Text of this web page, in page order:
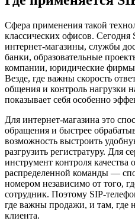
Сфера применения такой
классических офисов. Сегодня
интернет-магазины, службы
банки, образовательные
компании, юридические фирмы
Везде, где важны скорость
общения и контроль нагрузки
показывает себя особенно
Для интернет-магазина это
обращения и быстрее
возможность выстроить
разгрузить регистратуру. Для
инструмент контроля
распределенной команды —
номером независимо от того,
сотрудник. Поэтому SIP-
где важны продажи, и там, где
клиента.